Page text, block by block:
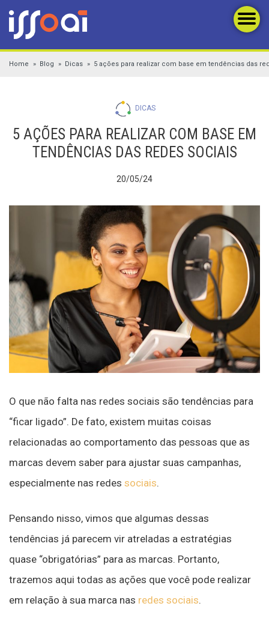
Home Blog Dicas 5 ações para realizar com base em tendências das
DICAS
5 AÇÕES PARA REALIZAR COM BASE EM
TENDÊNCIAS DAS REDES SOCIAIS
20/05/24
O que não falta nas redes sociais são tendências para
“ficar ligado”. De fato, existem muitas coisas
relacionadas ao comportamento das pessoas que as
marcas devem saber para ajustar suas campanhas,
especialmente nas redes sociais.
Pensando nisso, vimos que algumas dessas
tendências já parecem vir atreladas a estratégias
quase “obrigatórias” para as marcas. Portanto,
trazemos aqui todas as ações que você pode realizar
em relação à sua marca nas redes sociais.